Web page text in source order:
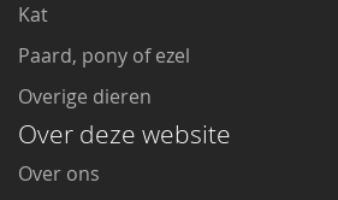
Kat
Paard, pony of ezel
Overige dieren
Over deze website
Over ons